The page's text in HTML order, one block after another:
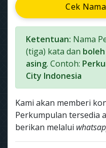
Cek
Ketentuan: Nama
(tiga) kata dan
asing. Contoh:
City Indonesia
Kami akan memberi
Perkumpulan tersedia
berikan melalui